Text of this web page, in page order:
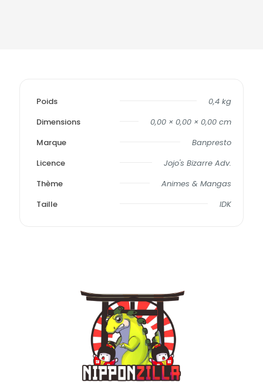
Poids
0,4 kg
Dimensions
0,00 × 0,00 × 0,00 cm
Marque
Banpresto
Licence
Jojo's Bizarre Adv.
Thème
Animes & Mangas
Taille
IDK